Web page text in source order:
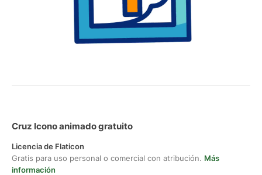
Cruz Icono animado gratuito
Licencia de Flaticon
Gratis para uso personal o comercial con atribución. Más
información